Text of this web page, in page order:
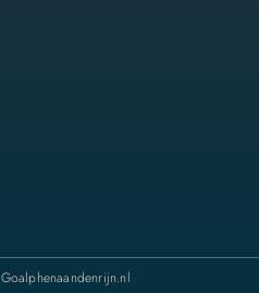
Goalphenaandenrijn.nl